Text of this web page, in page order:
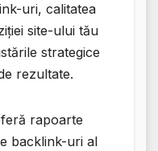
uri, calitatea
site-ului tău
strategice
rezultate.
rapoarte
backlink-uri al